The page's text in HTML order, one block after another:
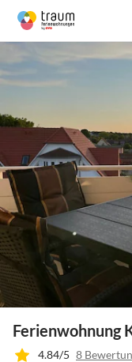
Ferienwohnung
4.84/5 8